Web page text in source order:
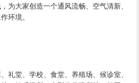
为大家创造一个通风流畅、空气清新、
环境。
礼堂、学校、食堂、养殖场、候诊室、